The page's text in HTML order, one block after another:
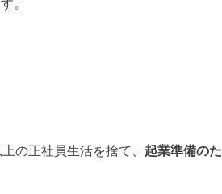
の正社員生活を捨て、 起業準備のた